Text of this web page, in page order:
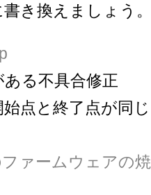
き換えましょう
る不具合修正
点と終了点が同
ァームウェアの